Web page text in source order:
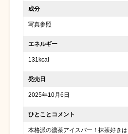
成分
写真参照
エネルギー
131kcal
発売日
2025年10月6日
ひとことコメント
本格派の濃茶アイスバー！抹茶好きは